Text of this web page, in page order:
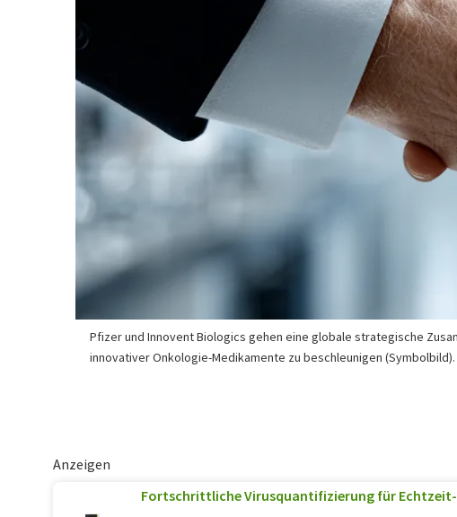
Pfizer und Innovent Biologics gehen eine globale strategische
innovativer Onkologie-Medikamente zu beschleunigen (Symbolbild).
Anzeigen
Fortschrittliche Virusquantifizierung für